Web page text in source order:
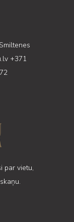
+371
par vietu,